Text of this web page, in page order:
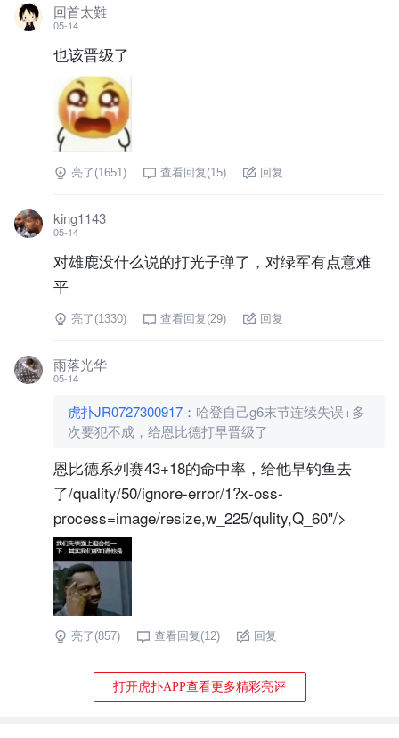
回首太難
05-14
也该晋级了
亮了(1651) 查看回复(15) 回复
king1143
05-14
对雄鹿没什么说的打光子弹了，对绿军有点意难
平
亮了(1330) 查看回复(29) 回复
雨落光华
05-14
虎扑JR0727300917 ： 哈登自己g6末节连续失误+多
次要犯不成，给恩比德打早晋级了
恩比德系列赛43+18的命中率，给他早钓鱼去
了/quality/50/ignore-error/1?x-oss-
process=image/resize,w_225/qulity,Q_60"/>
亮了(857) 查看回复(12) 回复
打开虎扑APP查看更多精彩亮评